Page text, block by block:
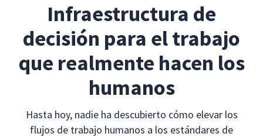
Infraestructura de
decisión para el trabajo
que realmente hacen los
humanos
Hasta hoy, nadie ha descubierto cómo elevar los
flujos de trabajo humanos a los estándares de